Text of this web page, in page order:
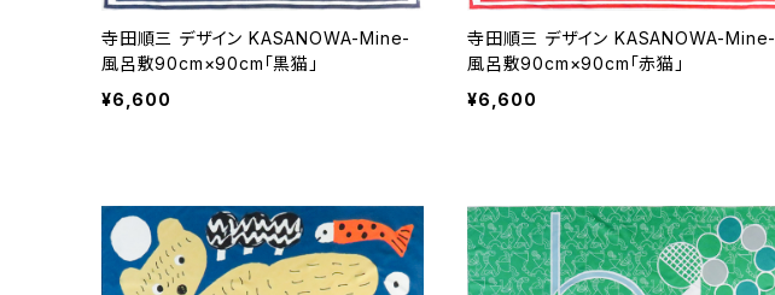
寺田順三 デザイン KASANOWA-Mine-
風呂敷90cm×90cm「黒猫」
¥6,600
寺田順三 デザイン KASANOWA-Mine-
風呂敷90cm×90cm「赤猫」
¥6,600